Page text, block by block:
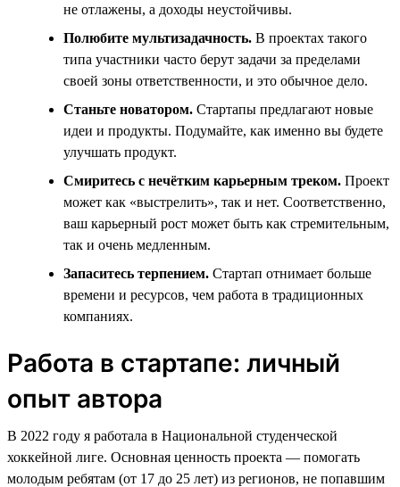
не отлажены, а доходы неустойчивы.
Полюбите мультизадачность. В проектах такого
типа участники часто берут задачи за пределами
своей зоны ответственности, и это обычное дело.
Станьте новатором. Стартапы предлагают новые
идеи и продукты. Подумайте, как именно вы будете
улучшать продукт.
Смиритесь с нечётким карьерным треком. Проект
может как «выстрелить», так и нет. Соответственно,
ваш карьерный рост может быть как стремительным,
так и очень медленным.
Запаситесь терпением. Стартап отнимает больше
времени и ресурсов, чем работа в традиционных
компаниях.
Работа в стартапе: личный
опыт автора
В 2022 году я работала в Национальной студенческой
хоккейной лиге. Основная ценность проекта — помогать
молодым ребятам (от 17 до 25 лет) из регионов, не попавшим